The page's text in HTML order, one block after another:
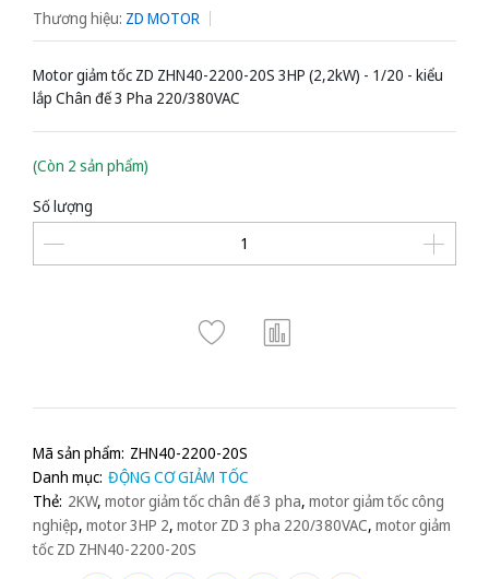
Thương hiệu: ZD MOTOR
Motor giảm tốc ZD ZHN40-2200-20S 3HP (2,2kW) - 1/20 - kiểu
lắp Chân đế 3 Pha 220/380VAC
(Còn 2 sản phẩm)
Số lượng
Mã sản phẩm: ZHN40-2200-20S
Danh mục: ĐỘNG CƠ GIẢM TỐC
Thẻ: 2KW, motor giảm tốc chân đế 3 pha, motor giảm tốc công
nghiệp, motor 3HP 2, motor ZD 3 pha 220/380VAC, motor giảm
tốc ZD ZHN40-2200-20S